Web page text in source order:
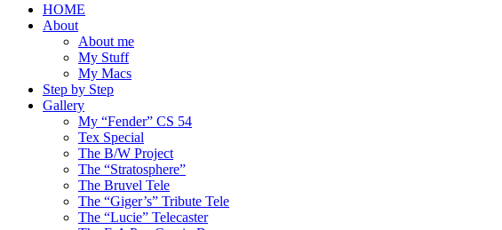
HOME
About
About me
My Stuff
My Macs
Step by Step
Gallery
My “Fender” CS 54
Tex Special
The B/W Project
The “Stratosphere”
The Bruvel Tele
The “Giger’s” Tribute Tele
The “Lucie” Telecaster